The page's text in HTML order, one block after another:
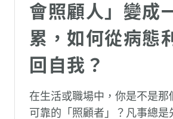
會照顧人」變成
累，如何從病態
回自我？
在生活或職場中，你是不是那
可靠的「照顧者」？凡事總是